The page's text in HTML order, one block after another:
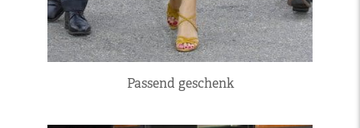
Passend geschenk